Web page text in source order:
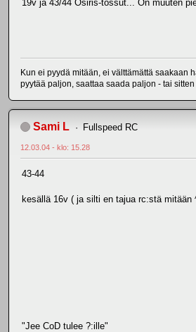
19v ja 43/44 Osiris-tossut... On muuten
Kun ei pyydä mitään, ei välttämättä saakaan
pyytää paljon, saattaa saada paljon - tai sitten
Sami L Fullspeed RC
12.03.04 - klo: 15.28
43-44
kesällä 16v ( ja silti en tajua rc:stä mitään
"Jee CoD tulee ?:ille"